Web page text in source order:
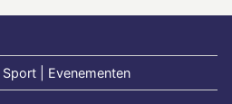
| Evenementen